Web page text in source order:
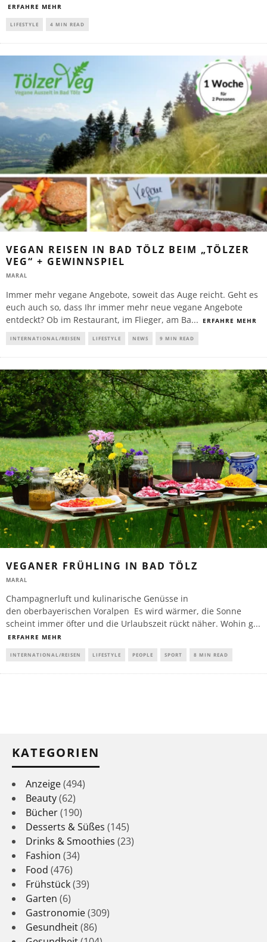
ERFAHRE MEHR
LIFESTYLE 4 MIN READ
VEGAN REISEN IN BAD TÖLZ BEIM „TÖLZER
VEG“ + GEWINNSPIEL
MARAL
Immer mehr vegane Angebote, soweit das Auge reicht. Geht es
euch auch so, dass Ihr immer mehr neue vegane Angebote
entdeckt? Ob im Restaurant, im Flieger, am Ba... ERFAHRE MEHR
INTERNATIONAL/REISEN LIFESTYLE NEWS 9 MIN READ
VEGANER FRÜHLING IN BAD TÖLZ
MARAL
Champagnerluft und kulinarische Genüsse in
den oberbayerischen Voralpen Es wird wärmer, die Sonne
scheint immer öfter und die Urlaubszeit rückt näher. Wohin g...
ERFAHRE MEHR
INTERNATIONAL/REISEN LIFESTYLE PEOPLE SPORT 8 MIN READ
KATEGORIEN
Anzeige(494)
Beauty(62)
Bücher(190)
Desserts & Süßes (145)
Drinks & Smoothies (23)
Fashion (34)
Food (476)
Frühstück(39)
Garten (6)
Gastronomie(309)
Gesundheit(86)